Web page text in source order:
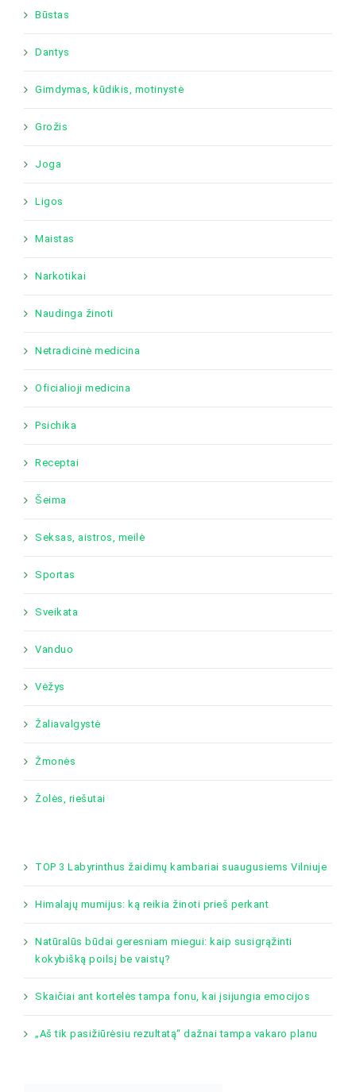
Būstas
Dantys
Gimdymas, kūdikis, motinystė
Grožis
Joga
Ligos
Maistas
Narkotikai
Naudinga žinoti
Netradicinė medicina
Oficialioji medicina
Psichika
Receptai
Šeima
Seksas, aistros, meilė
Sportas
Sveikata
Vanduo
Vėžys
Žaliavalgystė
Žmonės
Žolės, riešutai
TOP 3 Labyrinthus žaidimų kambariai suaugusiems Vilniuje
Himalajų mumijus: ką reikia žinoti prieš perkant
Natūralūs būdai geresniam miegui: kaip susigrąžinti
kokybišką poilsį be vaistų?
Skaičiai ant kortelės tampa fonu, kai įsijungia emocijos
„Aš tik pasižiūrėsiu rezultatą“ dažnai tampa vakaro planu